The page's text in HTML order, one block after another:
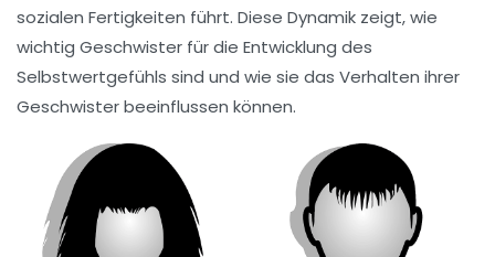
sozialen Fertigkeiten führt. Diese Dynamik zeigt, wie
wichtig Geschwister für die Entwicklung des
Selbstwertgefühls sind und wie sie das Verhalten ihrer
Geschwister beeinflussen können.